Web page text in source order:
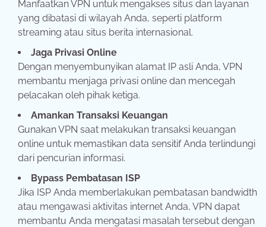
Manfaatkan VPN untuk mengakses situs dan layanan
yang dibatasi di wilayah Anda, seperti platform
streaming atau situs berita internasional.
Jaga Privasi Online
Dengan menyembunyikan alamat IP asli Anda, VPN
membantu menjaga privasi online dan mencegah
pelacakan oleh pihak ketiga.
Amankan Transaksi Keuangan
Gunakan VPN saat melakukan transaksi keuangan
online untuk memastikan data sensitif Anda terlindungi
dari pencurian informasi.
Bypass Pembatasan ISP
Jika ISP Anda memberlakukan pembatasan bandwidth
atau mengawasi aktivitas internet Anda, VPN dapat
membantu Anda mengatasi masalah tersebut dengan